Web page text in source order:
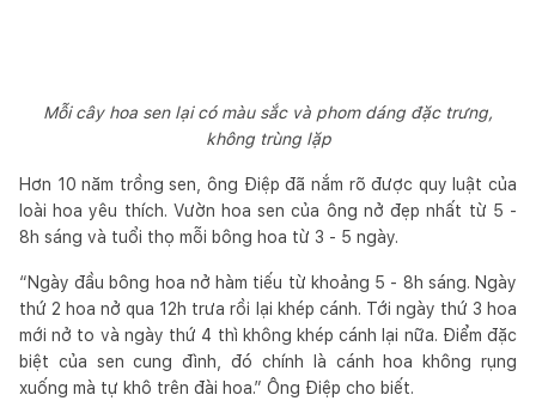
Mỗi cây hoa sen lại có màu sắc và phom dáng đặc trưng,
không trùng lặp
Hơn 10 năm trồng sen, ông Điệp đã nắm rõ được quy luật của
loài hoa yêu thích. Vườn hoa sen của ông nở đẹp nhất từ 5 -
8h sáng và tuổi thọ mỗi bông hoa từ 3 - 5 ngày.
“Ngày đầu bông hoa nở hàm tiếu từ khoảng 5 - 8h sáng. Ngày
thứ 2 hoa nở qua 12h trưa rồi lại khép cánh. Tới ngày thứ 3 hoa
mới nở to và ngày thứ 4 thì không khép cánh lại nữa. Điểm đặc
biệt của sen cung đình, đó chính là cánh hoa không rụng
xuống mà tự khô trên đài hoa.” Ông Điệp cho biết.